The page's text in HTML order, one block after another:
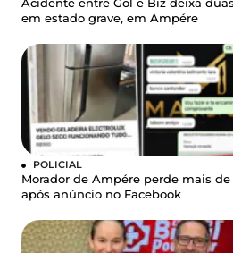
Acidente entre Gol e Biz deixa
em estado grave, em Ampére
POLICIAL
Morador de Ampére perde mais
após anúncio no Facebook